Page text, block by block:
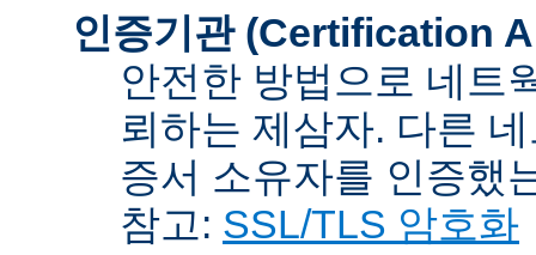
인증기관 (Certification
안전한 방법으로 네트
뢰하는 제삼자. 다른
증서 소유자를 인증했
참고: SSL/TLS 암호화